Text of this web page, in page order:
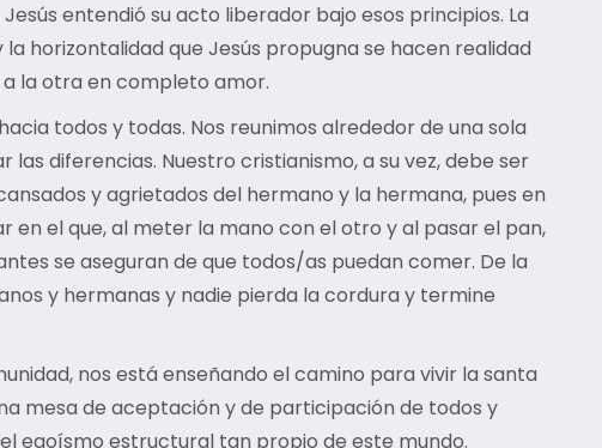
entendió su acto liberador bajo esos principios. La
horizontalidad que Jesús propugna se hacen realidad
la otra en completo amor.
todos y todas. Nos reunimos alrededor de una sola
diferencias. Nuestro cristianismo, a su vez, debe ser
y agrietados del hermano y la hermana, pues en
el que, al meter la mano con el otro y al pasar el pan,
se aseguran de que todos/as puedan comer. De la
y hermanas y nadie pierda la cordura y termine
nos está enseñando el camino para vivir la santa
mesa de aceptación y de participación de todos y
egoísmo estructural tan propio de este mundo.